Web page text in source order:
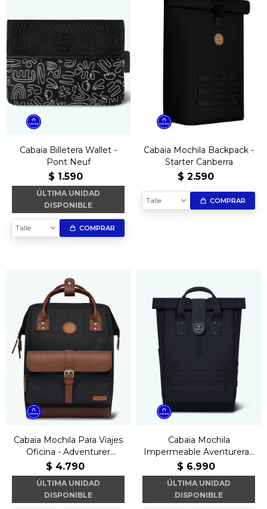
Cabaia Billetera Wallet -
Pont Neuf
$ 1.590
ÚLTIMA UNIDAD
DISPONIBLE
Talle COMPRAR
Cabaia Mochila Backpack -
Starter Canberra
$ 2.590
Talle COMPRAR
Cabaia Mochila Para Viajes
Oficina - Adventurer
Managua
$ 4.790
ÚLTIMA UNIDAD
DISPONIBLE
Cabaia Mochila
Impermeable Aventurera -
Explorer Wellington
$ 6.990
ÚLTIMA UNIDAD
DISPONIBLE